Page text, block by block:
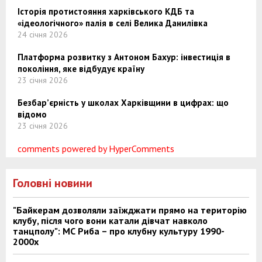
Історія протистояння харківського КДБ та
«ідеологічного» палія в селі Велика Данилівка
24 січня 2026
Платформа розвитку з Антоном Бахур: інвестиція в
покоління, яке відбудує країну
23 січня 2026
Безбар’єрність у школах Харківщини в цифрах: що
відомо
23 січня 2026
comments powered by HyperComments
Головні новини
"Байкерам дозволяли заїжджати прямо на територію
клубу, після чого вони катали дівчат навколо
танцполу": МС Риба – про клубну культуру 1990-
2000х